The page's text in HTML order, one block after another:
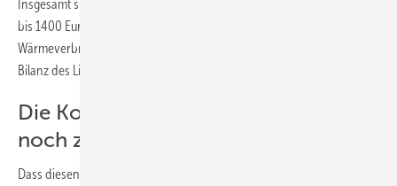
Insgesamt sind also Einsparungen und Einnahmen in Höhe von 440
bis 1400 Euro pro Jahr möglich, abhängig von ihrem
Wärmeverbrauch. Steigende Strompreise würden die wirtschaftliche
Bilanz des Lion noch verbessern.“
Die Kosten sind für die Endkunden
noch zweitrangig
Dass diesen doch recht stattlichen Einnahmen auch erhebliche